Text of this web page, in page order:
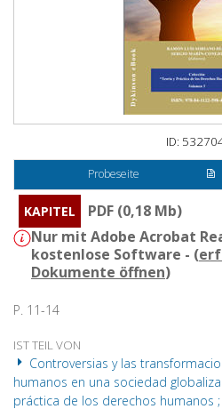
ID:
Probeseite
KAPITEL
PDF (0,18 Mb)
Nur mit Adobe Acrobat
kostenlose Software - (
Dokumente öffnen)
P. 11-14
IST TEIL VON
Controversias y las
humanos en una sociedad
práctica de los derechos humanos ;